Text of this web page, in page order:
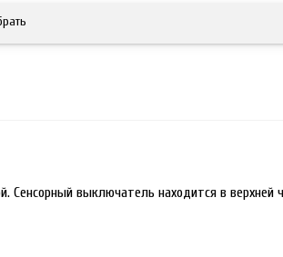
Сенсорный выключатель находится в верхней